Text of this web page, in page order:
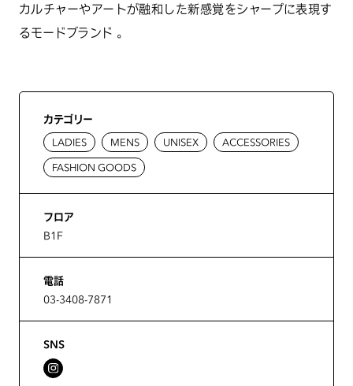
カルチャーやアートが融和した新感覚をシャープに表現す
るモードブランド 。
カテゴリー
LADIES MENS UNISEX
ACCESSORIES
FASHION GOODS
フロア
B1F
電話
03-3408-7871
SNS